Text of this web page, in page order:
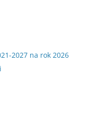
2027 na rok 2026